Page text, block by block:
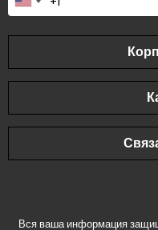
Вся ваша информация